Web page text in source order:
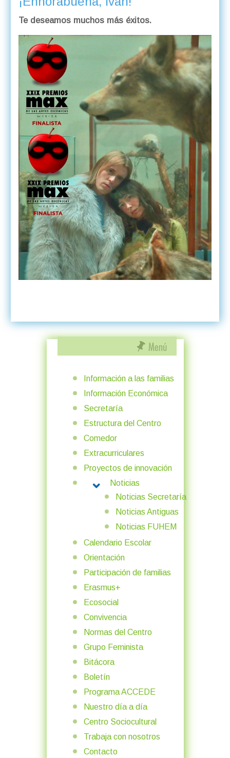
Te deseamos muchos más éxitos.
Información a las familias
Información Económica
Secretaría
Estructura del Centro
Comedor
Extracurriculares
Proyectos de innovación
Noticias
MORE ABOUT: NOTICIAS
Noticias Secretaría
Noticias Antiguas
Noticias FUHEM
Calendario Escolar
Orientación
Participación de familias
Erasmus+
Ecosocial
Convivencia
Normas del Centro
Grupo Feminista
Bitácora
Boletín
Programa ACCEDE
Nuestro día a día
Centro Sociocultural
Trabaja con nosotros
Contacto